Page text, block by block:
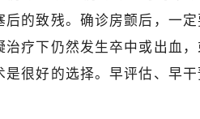
后的致残。确诊房颤后，一
治疗下仍然发生卒中或出血
是很好的选择。早评估、早